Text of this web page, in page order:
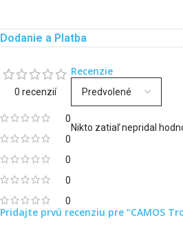
Dodanie a Platba
0 recenzií
0
0
0
0
0
Recenzie
Nikto zatiaľ nepridal
Pridajte prvú recenziu pre “CAMOS